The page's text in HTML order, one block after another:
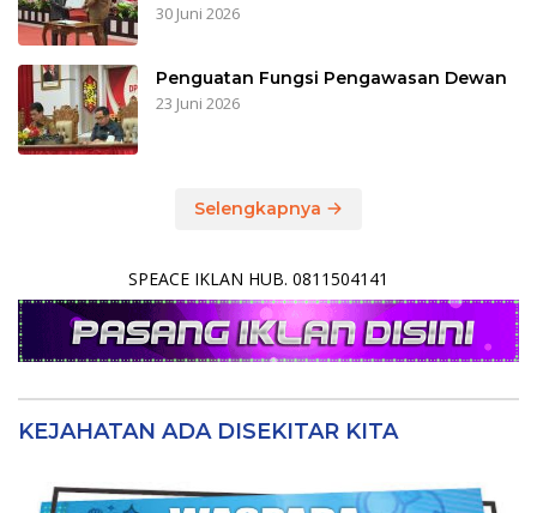
30 Juni 2026
Penguatan Fungsi Pengawasan Dewan
23 Juni 2026
Selengkapnya
SPEACE IKLAN HUB. 0811504141
KEJAHATAN ADA DISEKITAR KITA